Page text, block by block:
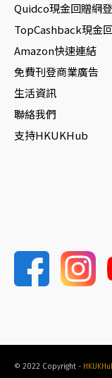
Quidco現金回贈網
TopCashback現金
Amazon快速連結
免費刊登商業廣告
生活資訊
聯絡我們
支持HKUKHub
© 2022 Copyright -